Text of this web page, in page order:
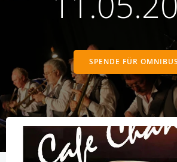
SPENDE FÜR OMNIBUS